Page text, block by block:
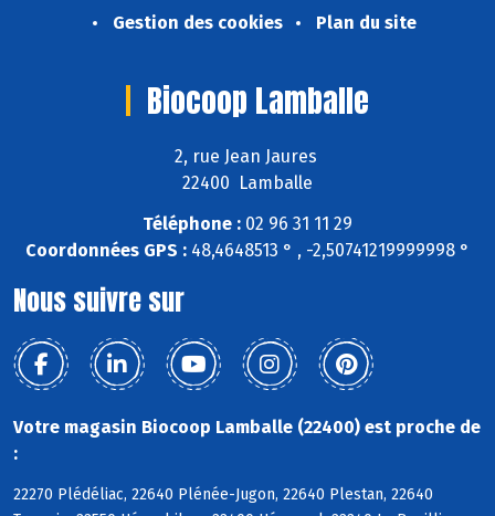
Gestion des cookies
Plan du site
Biocoop Lamballe
2, rue Jean Jaures
22400 Lamballe
Téléphone : 02 96 31 11 29
Coordonnées GPS : 48,4648513 ° , -2,50741219999998 °
Nous suivre sur
Votre magasin Biocoop Lamballe (22400) est proche de
:
22270 Plédéliac, 22640 Plénée-Jugon, 22640 Plestan, 22640